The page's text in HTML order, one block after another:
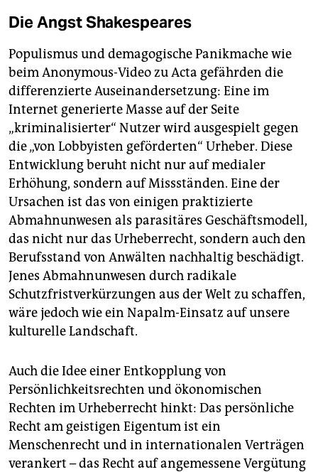
Die Angst Shakespeares
Populismus und demagogische Panikmache wie
beim Anonymous-Video zu Acta gefährden die
differenzierte Auseinandersetzung: Eine im
Internet generierte Masse auf der Seite
„kriminalisierter“ Nutzer wird ausgespielt gegen
die „von Lobbyisten geförderten“ Urheber. Diese
Entwicklung beruht nicht nur auf medialer
Erhöhung, sondern auf Missständen. Eine der
Ursachen ist das von einigen praktizierte
Abmahnunwesen als parasitäres Geschäftsmodell,
das nicht nur das Urheberrecht, sondern auch den
Berufsstand von Anwälten nachhaltig beschädigt.
Jenes Abmahnunwesen durch radikale
Schutzfristverkürzungen aus der Welt zu schaffen,
wäre jedoch wie ein Napalm-Einsatz auf unsere
kulturelle Landschaft.
Auch die Idee einer Entkopplung von
Persönlichkeitsrechten und ökonomischen
Rechten im Urheberrecht hinkt: Das persönliche
Recht am geistigen Eigentum ist ein
Menschenrecht und in internationalen Verträgen
verankert – das Recht auf angemessene Vergütung